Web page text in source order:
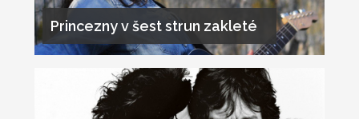
Princezny v šest strun zakleté